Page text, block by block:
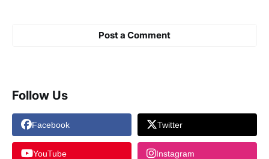
Post a Comment
Follow Us
Facebook Twitter
YouTube Instagram